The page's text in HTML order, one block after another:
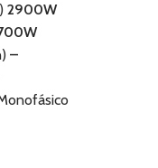
2900W
–